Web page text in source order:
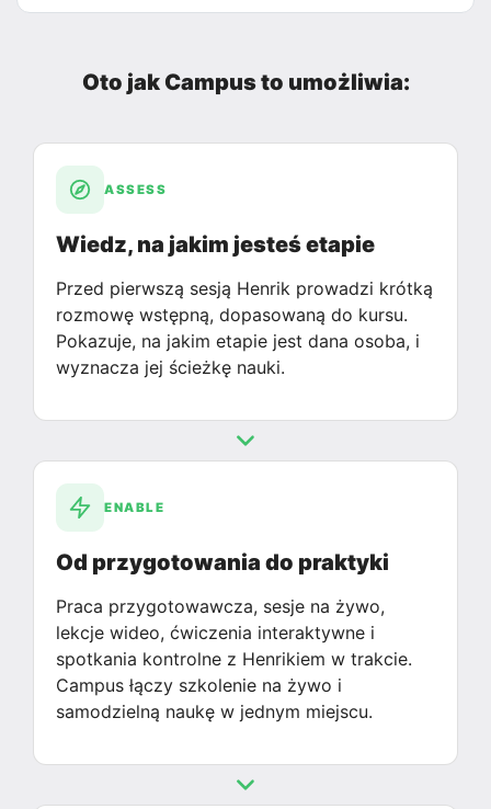
Oto jak Campus to umożliwia:
ASSESS
Wiedz, na jakim jesteś etapie
Przed pierwszą sesją Henrik prowadzi krótką
rozmowę wstępną, dopasowaną do kursu.
Pokazuje, na jakim etapie jest dana osoba, i
wyznacza jej ścieżkę nauki.
ENABLE
Od przygotowania do praktyki
Praca przygotowawcza, sesje na żywo,
lekcje wideo, ćwiczenia interaktywne i
spotkania kontrolne z Henrikiem w trakcie.
Campus łączy szkolenie na żywo i
samodzielną naukę w jednym miejscu.